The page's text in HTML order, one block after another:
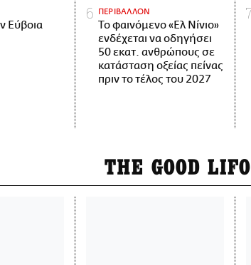
Εύβοια
ΠΕΡΙΒΑΛΛΟΝ
Το φαινόμενο «Ελ Νίνιο»
ενδέχεται να οδηγήσει
50 εκατ. ανθρώπους σε
κατάσταση οξείας πείνας
πριν το τέλος του 2027
THE GOOD LIFO